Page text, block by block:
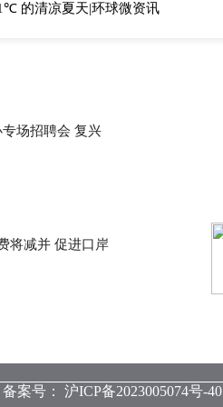
的清凉夏天|环球微资讯
招聘会 复兴
将减并 促进口岸
案号： 沪ICP备2023005074号-40